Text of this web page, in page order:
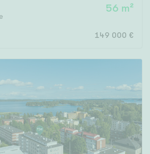
56 m²
149 000 €